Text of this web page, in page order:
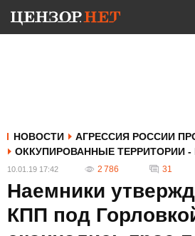
НОВОСТИ
АГРЕССИЯ РОССИИ
ОККУПИРОВАННЫЕ ТЕРРИТОРИИ
10.01.19 17:42 2 786 31
Наемники
КПП под